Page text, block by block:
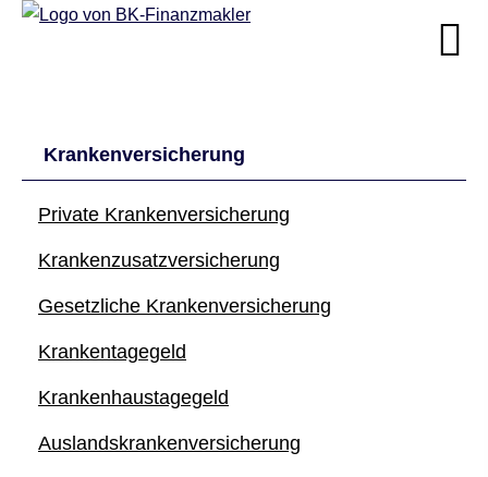
Kranken­ver­si­che­rung
Private Kranken­ver­si­che­rung
Kranken­zusatz­ver­si­che­rung
Gesetzliche Kranken­ver­si­che­rung
Krankentagegeld
Krankenhaustagegeld
Auslandskrankenversicherung